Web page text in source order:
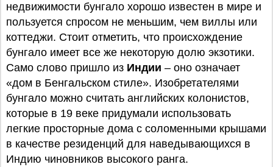
недвижимости бунгало хорошо известен в мире и
пользуется спросом не меньшим, чем виллы или
коттеджи. Стоит отметить, что происхождение
бунгало имеет все же некоторую долю экзотики.
Само слово пришло из Индии – оно означает
«дом в Бенгальском стиле». Изобретателями
бунгало можно считать английских колонистов,
которые в 19 веке придумали использовать
легкие просторные дома с соломенными крышами
в качестве резиденций для наведывающихся в
Индию чиновников высокого ранга.